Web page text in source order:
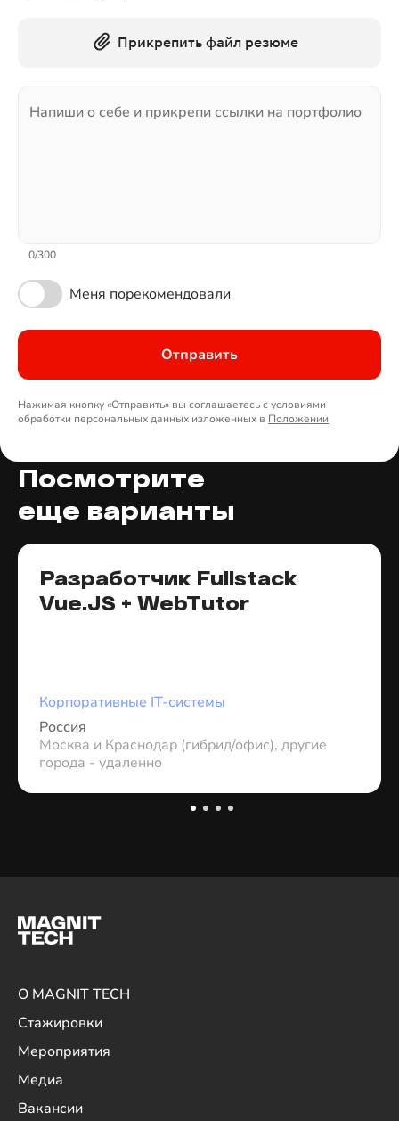
Прикрепить файл резюме
Напиши о себе и прикрепи ссылки на портфолио
0/300
Меня порекомендовали
Отправить
Нажимая кнопку «Отправить» вы соглашаетесь с условиями
обработки персональных данных изложенных в Положении
Посмотрите
еще варианты
Разработчик Fullstack
Vue.JS + WebTutor
Корпоративные IT-системы
Россия
Москва и Краснодар (гибрид/офис), другие
города - удаленно
О MAGNIT TECH
Стажировки
Мероприятия
Медиа
Вакансии